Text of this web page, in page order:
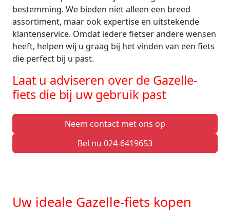
bestemming. We bieden niet alleen een breed
assortiment, maar ook expertise en uitstekende
klantenservice. Omdat iedere fietser andere wensen
heeft, helpen wij u graag bij het vinden van een fiets
die perfect bij u past.
Laat u adviseren over de Gazelle-
fiets die bij uw gebruik past
Neem contact met ons op
Bel nu 024-6419653
Uw ideale Gazelle-fiets kopen